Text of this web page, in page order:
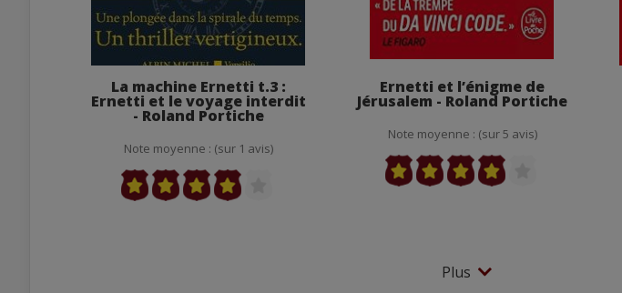
La machine Ernetti t.3 :
Ernetti et le voyage interdit
- Roland Portiche
Note moyenne : (sur 1 avis)
Ernetti et l’énigme de
Jérusalem - Roland Portiche
Note moyenne : (sur 5 avis)
Plus